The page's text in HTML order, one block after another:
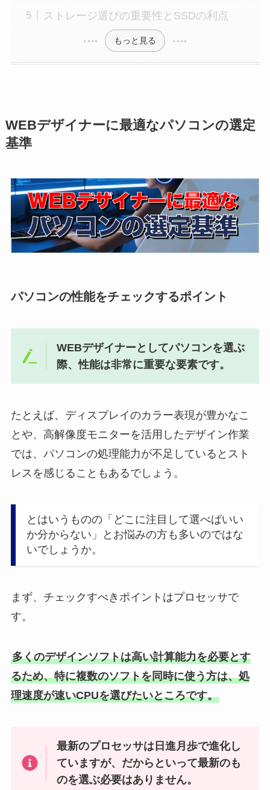
ストレージ選びの重要性とSSDの利点
もっと見る
WEBデザイナーに最適なパソコンの選定
基準
パソコンの性能をチェックするポイント
WEBデザイナーとしてパソコンを選ぶ
際、性能は非常に重要な要素です。
たとえば、ディスプレイのカラー表現が豊かなこ
とや、高解像度モニターを活用したデザイン作業
では、パソコンの処理能力が不足しているとスト
レスを感じることもあるでしょう。
とはいうものの「どこに注目して選べばいい
か分からない」とお悩みの方も多いのではな
いでしょうか。
まず、チェックすべきポイントはプロセッサで
す。
多くのデザインソフトは高い計算能力を必要とす
るため、特に複数のソフトを同時に使う方は、処
理速度が速いCPUを選びたいところです。
最新のプロセッサは日進月歩で進化し
ていますが、だからといって最新のも
のを選ぶ必要はありません。